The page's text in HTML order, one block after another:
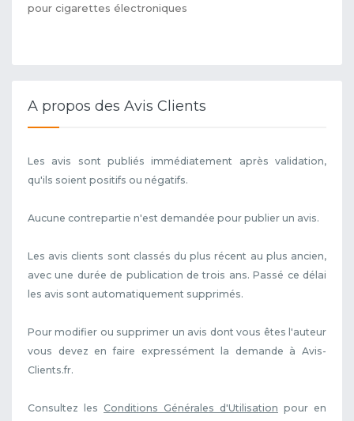
pour cigarettes électroniques
A propos des Avis Clients
Les avis sont publiés immédiatement après validation,
qu'ils soient positifs ou négatifs.
Aucune contrepartie n'est demandée pour publier un avis.
Les avis clients sont classés du plus récent au plus ancien,
avec une durée de publication de trois ans. Passé ce délai
les avis sont automatiquement supprimés.
Pour modifier ou supprimer un avis dont vous êtes l'auteur
vous devez en faire expressément la demande à Avis-
Clients.fr.
Consultez les Conditions Générales d'Utilisation pour en